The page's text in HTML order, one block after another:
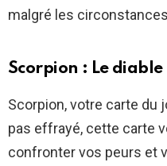
malgré les
Scorpion : Le diable
Scorpion, votre carte du
pas effrayé, cette carte
confronter vos peurs et